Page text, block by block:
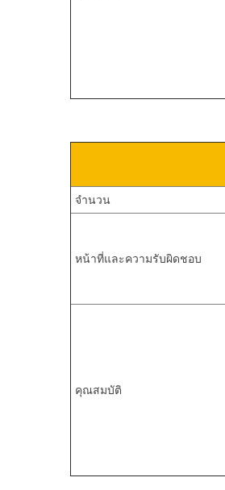
จำนวน
หน้าที่และความรับผิดชอบ
คุณสมบัติ